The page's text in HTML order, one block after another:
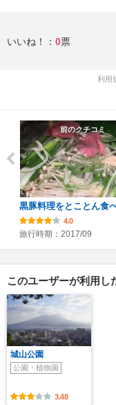
いいね！： 0票
利用
前のクチコミ
黒豚料理をとことん食
4.0
旅行時期：2017/09
このユーザーが利用し
城山公園
公園・植物園
3.48